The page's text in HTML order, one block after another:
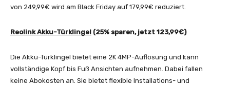
von 249,99€ wird am Black Friday auf 179,99€ reduziert.
Reolink Akku-Türklingel (25% sparen, jetzt 123,99€)
Die Akku-Türklingel bietet eine 2K 4MP-Auflösung und kann
vollständige Kopf bis Fuß Ansichten aufnehmen. Dabei fallen
keine Abokosten an. Sie bietet flexible Installations- und